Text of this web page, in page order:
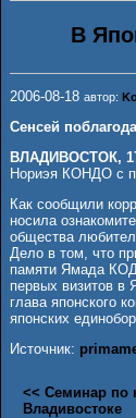
В
2006-08-18 автор:
Сенсей
ВЛАДИВОСТОК,
Нориэя КОНДО с
Как сообщили
носила
общества
Дело в том, что
памяти Ямада
первых визитов в
глава японского
японских
Источник:
<< Семинар по
Владивостоке